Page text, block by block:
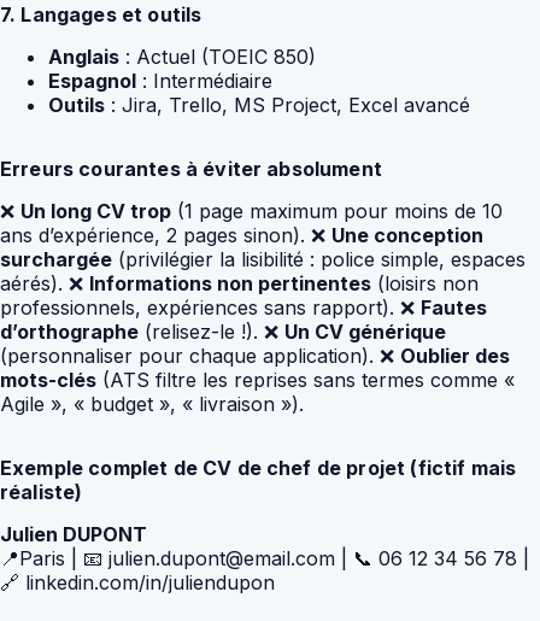
7. Langages et outils
Anglais : Actuel (TOEIC 850)
Espagnol : Intermédiaire
Outils : Jira, Trello, MS Project, Excel avancé
Erreurs courantes à éviter absolument
❌ Un long CV trop (1 page maximum pour moins de 10
ans d’expérience, 2 pages sinon). ❌ Une conception
surchargée (privilégier la lisibilité : police simple, espaces
aérés). ❌ Informations non pertinentes (loisirs non
professionnels, expériences sans rapport). ❌ Fautes
d’orthographe (relisez-le !). ❌ Un CV générique
(personnaliser pour chaque application). ❌ Oublier des
mots-clés (ATS filtre les reprises sans termes comme «
Agile », « budget », « livraison »).
Exemple complet de CV de chef de projet (fictif mais
réaliste)
Julien DUPONT
📍Paris | 📧 julien.dupont@email.com | 📞 06 12 34 56 78 |
🔗 linkedin.com/in/juliendupon